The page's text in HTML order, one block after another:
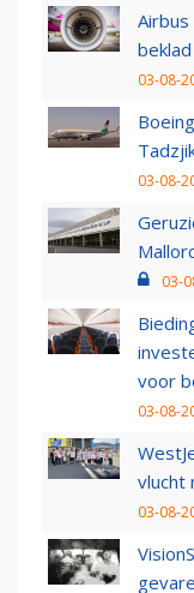
03-08-
03-08-
03-
voor
03-08-
vlucht
03-08-